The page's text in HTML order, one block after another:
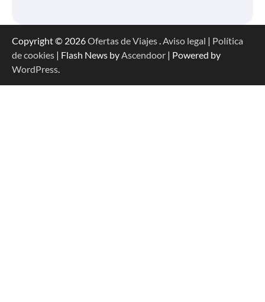
Copyright © 2026Ofertas de Viajes.Aviso legal | Política
de cookies | Flash News byAscendoor | Powered by
WordPress.